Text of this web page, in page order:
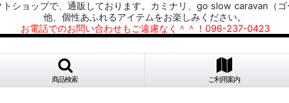
ショップで、通販しております。カミナリ、go slow caravan（
他、個性あふれるアイテムをお楽しみください。
お電話でのお問い合わせもご遠慮なく＾＾！096-237-0423
商品検索 ご利用案内